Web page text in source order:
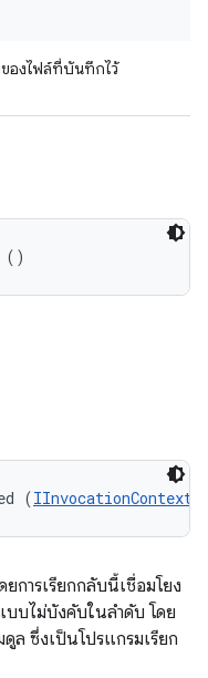
องไฟล์ที่บันทึกไว้
()
(IInvocationContext
ยการเรียกกลับนี้เชื่อมโยง
บไม่บังคับในลำดับ โดย
ดูล ซึ่งเป็นโปรแกรมเรียก